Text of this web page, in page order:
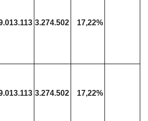
3.274.502 17,22%
3.274.502 17,22%